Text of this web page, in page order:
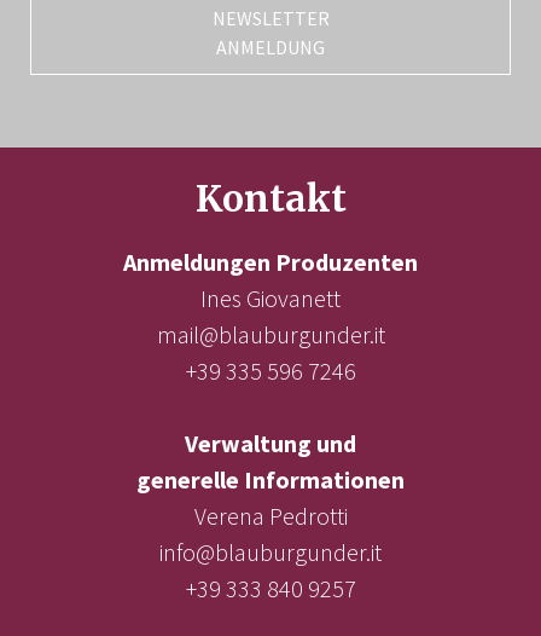
NEWSLETTER
ANMELDUNG
Kontakt
Anmeldungen Produzenten
Ines Giovanett
mail@blauburgunder.it
+39 335 596 7246
Verwaltung und
generelle Informationen
Verena Pedrotti
info@blauburgunder.it
+39 333 840 9257